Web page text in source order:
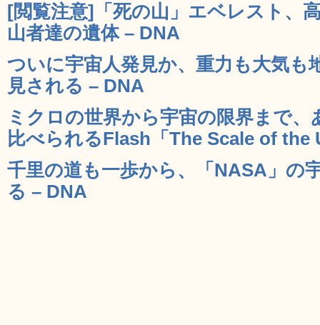
[閲覧注意]「死の山」エベレスト、
山者達の遺体 – DNA
ついに宇宙人発見か、重力も大気も
見される – DNA
ミクロの世界から宇宙の限界まで
比べられるFlash「The Scale of the
千里の道も一歩から、「NASA」の
る – DNA